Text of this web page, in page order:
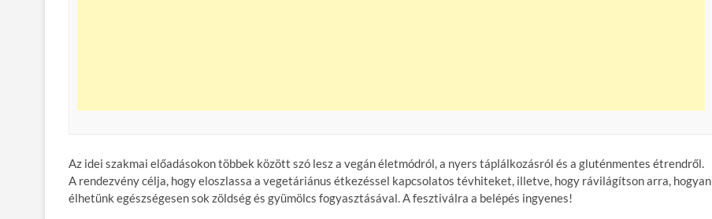
Az idei szakmai előadásokon többek között szó lesz a vegán életmódról, a nyers táplálkozásról és a gluténmentes étrendről.
A rendezvény célja, hogy eloszlassa a vegetáriánus étkezéssel kapcsolatos tévhiteket, illetve, hogy rávilágítson arra, hogyan
élhetünk egészségesen sok zöldség és gyümölcs fogyasztásával. A fesztiválra a belépés ingyenes!